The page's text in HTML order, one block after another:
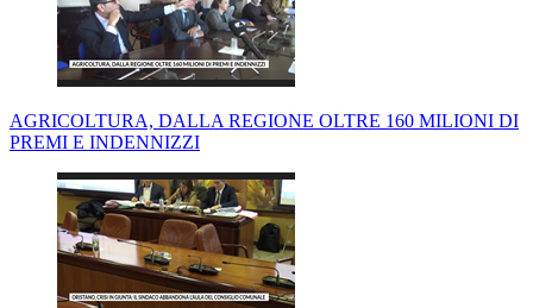
AGRICOLTURA, DALLA REGIONE OLTRE 160 MILIONI DI
PREMI E INDENNIZZI